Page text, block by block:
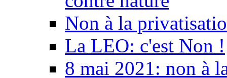
Non à la
La LEO: c'est Non !
8 mai 2021: non à